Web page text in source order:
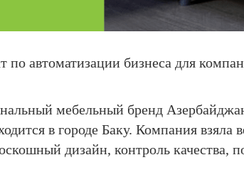
по автоматизации бизнеса для
мебельный бренд
в городе Баку. Компания взяла
дизайн, контроль качества,